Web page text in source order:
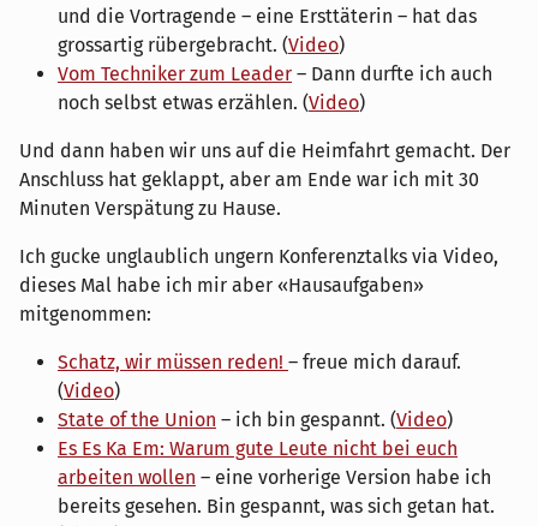
und die Vortragende – eine Ersttäterin – hat das
grossartig rübergebracht. (Video)
Vom Techniker zum Leader – Dann durfte ich auch
noch selbst etwas erzählen. (Video)
Und dann haben wir uns auf die Heimfahrt gemacht. Der
Anschluss hat geklappt, aber am Ende war ich mit 30
Minuten Verspätung zu Hause.
Ich gucke unglaublich ungern Konferenztalks via Video,
dieses Mal habe ich mir aber «Hausaufgaben»
mitgenommen:
Schatz, wir müssen reden! – freue mich darauf.
(Video)
State of the Union – ich bin gespannt. (Video)
Es Es Ka Em: Warum gute Leute nicht bei euch
arbeiten wollen – eine vorherige Version habe ich
bereits gesehen. Bin gespannt, was sich getan hat.